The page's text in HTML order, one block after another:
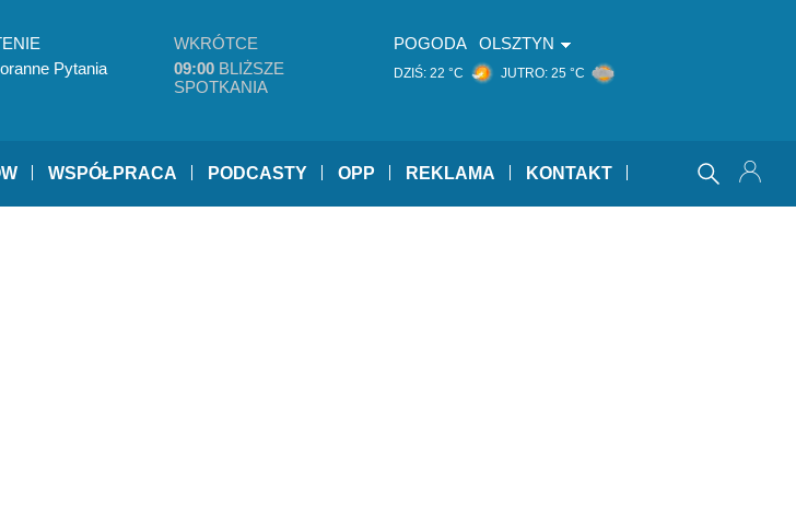
Pytania
WKRÓTCE
09:00 BLIŻSZE
SPOTKANIA
POGODA OLSZTYN
DZIŚ: 22 °C JUTRO: 25 °C
WSPÓŁPRACA PODCASTY OPP REKLAMA KONTAKT